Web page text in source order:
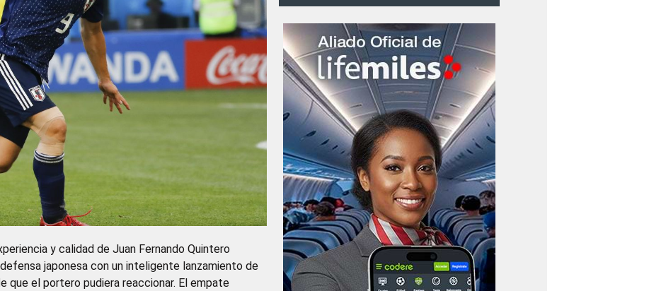
y calidad de Juan Fernando Quintero
japonesa con un inteligente lanzamiento de
que el portero pudiera reaccionar. El empate